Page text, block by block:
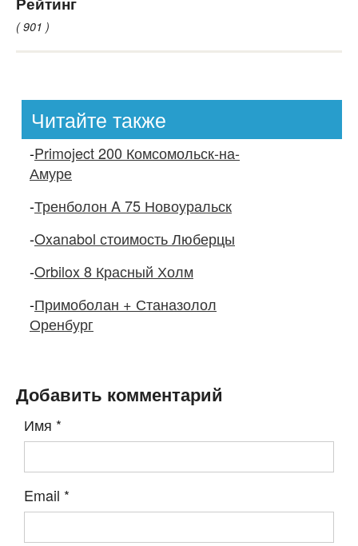
( 901 )
Читайте также
-Primoject 200 Комсомольск-на-
Амуре
-Тренболон A 75 Новоуральск
-Oxanabol стоимость Люберцы
-Orbilox 8 Красный Холм
-Примоболан + Станазолол
Оренбург
Добавить комментарий
Имя *
Email *